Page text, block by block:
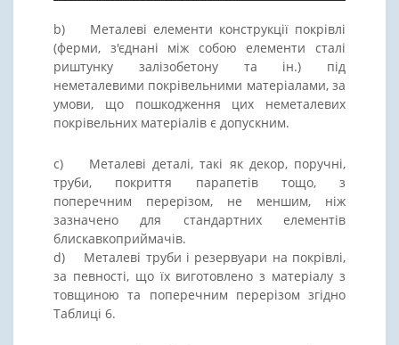
b) Металеві елементи конструкції покрівлі
(ферми, з'єднані між собою елементи сталі
риштунку залізобетону та ін.) під
неметалевими покрівельними матеріалами, за
умови, що пошкодження цих неметалевих
покрівельних матеріалів є допускним.
c) Металеві деталі, такі як декор, поручні,
труби, покриття парапетів тощо, з
поперечним перерізом, не меншим, ніж
зазначено для стандартних елементів
блискавкоприймачів.
d) Металеві труби і резервуари на покрівлі,
за певності, що їх виготовлено з матеріалу з
товщиною та поперечним перерізом згідно
Таблиці 6.